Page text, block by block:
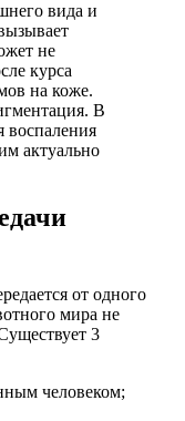
вида и
не
курса
на коже.
В
воспаления
актуально
от одного
мира не
3
человеком;